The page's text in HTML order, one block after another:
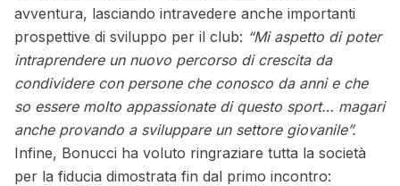
avventura, lasciando intravedere anche importanti
prospettive di sviluppo per il club: “Mi aspetto di poter
intraprendere un nuovo percorso di crescita da
condividere con persone che conosco da anni e che
so essere molto appassionate di questo sport… magari
anche provando a sviluppare un settore giovanile”.
Infine, Bonucci ha voluto ringraziare tutta la società
per la fiducia dimostrata fin dal primo incontro: